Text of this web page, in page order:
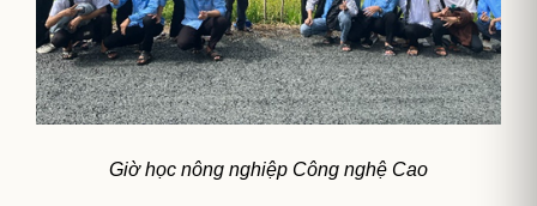
Giờ học nông nghiệp Công nghệ Cao